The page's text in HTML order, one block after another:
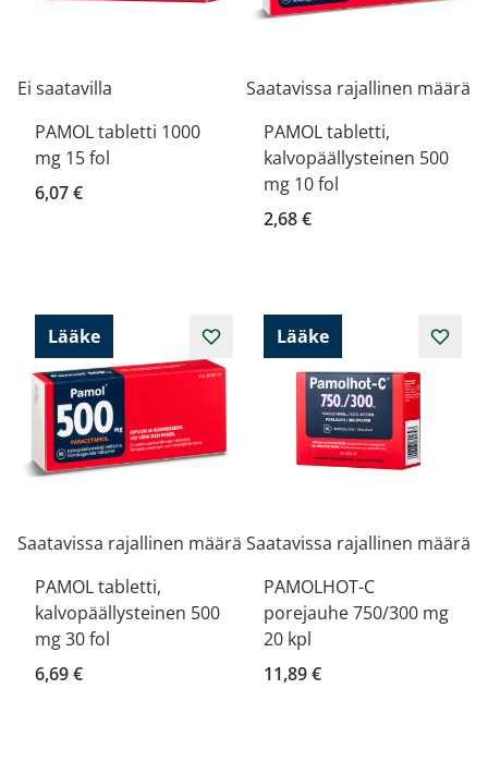
Ei saatavilla
PAMOL tabletti 1000
mg 15 fol
6,07 €
Saatavissa rajallinen määrä
PAMOL tabletti,
kalvopäällysteinen 500
mg 10 fol
2,68 €
Lääke
Saatavissa rajallinen määrä
PAMOL tabletti,
kalvopäällysteinen 500
mg 30 fol
6,69 €
Lääke
Saatavissa rajallinen määrä
PAMOLHOT-C
porejauhe 750/300 mg
20 kpl
11,89 €